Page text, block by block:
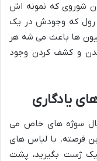
شوروی که نمونه اش
رول که وجودش در یک
ها باعث می شه هر
و کشف کردن وجود
یادگاری
سوژه های خاص می
فرصته. با لباس های
ژست بگیرید، پشت